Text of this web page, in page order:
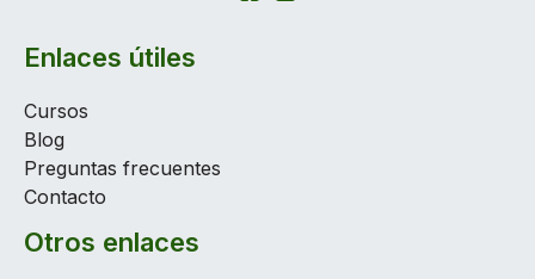
Enlaces útiles
Cursos
Blog
Preguntas frecuentes
Contacto
Otros enlaces